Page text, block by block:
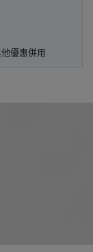
優惠併用